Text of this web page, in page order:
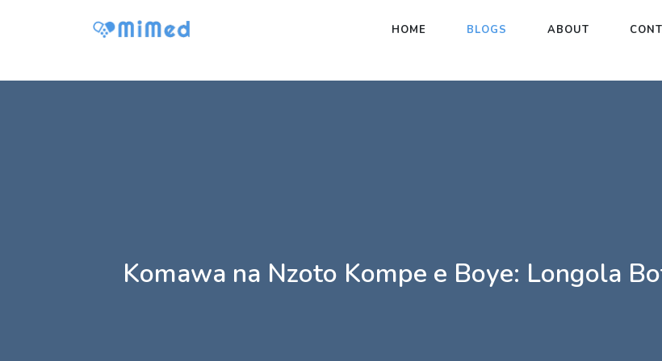
HOME BLOGS ABOUT
Komawa na Nzoto Kompe e Boye: Longola